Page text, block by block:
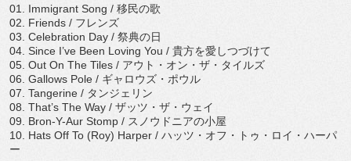
01. Immigrant Song / 移民の歌
02. Friends / フレンズ
03. Celebration Day / 祭典の日
04. Since I’ve Been Loving You / 貴方を愛しつづけて
05. Out On The Tiles / アウト・オン・ザ・タイルズ
06. Gallows Pole / ギャロウズ・ポウル
07. Tangerine / タンジェリン
08. That’s The Way / ザッツ・ザ・ウェイ
09. Bron-Y-Aur Stomp / スノウドニアの小屋
10. Hats Off To (Roy) Harper / ハッツ・オフ・トゥ・ロイ・ハーパ
ー